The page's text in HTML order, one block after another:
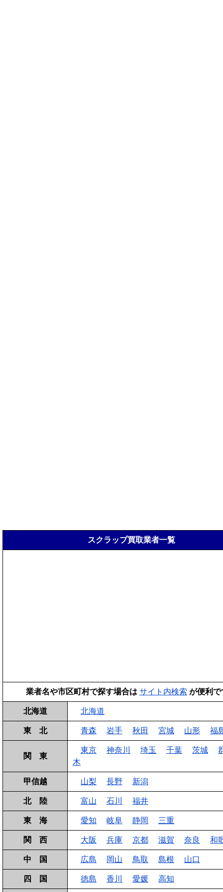
スクラップ買取業者一覧
業者名や市区町村で探す場合は サイト内検索 が便利で
北海道 北海道
東 北 青森 岩手 秋田 宮城 山形 福
関 東
東京 神奈川 埼玉 千葉 茨城
木
甲信越 山梨 長野 新潟
北 陸 富山 石川 福井
東 海 愛知 岐阜 静岡 三重
関 西 大阪 兵庫 京都 滋賀 奈良 和
中 国 広島 岡山 鳥取 島根 山口
四 国 徳島 香川 愛媛 高知